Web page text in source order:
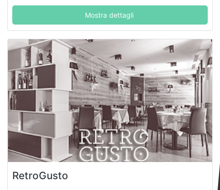
Mostra dettagli
RetroGusto